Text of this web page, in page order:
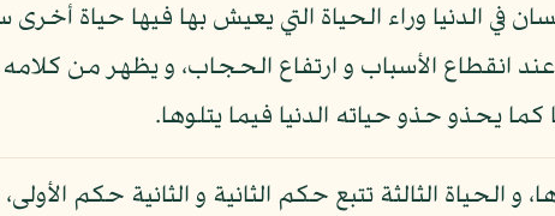
الدنيا وراء الحياة التي يعيش بها فيها حياة أخرى
انقطاع الأسباب و ارتفاع الحجاب، و يظهر من كلامه
يحذو حذو حياته الدنيا فيما يتلوها.
الحياة الثالثة تتبع حكم الثانية و الثانية حكم